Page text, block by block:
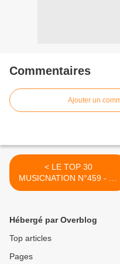
Commentaires
Ajouter un
< LE TOP 30
MUSICNATION N°459 - 31
MARS 2024
Hébergé par Overblog
Top articles
Pages